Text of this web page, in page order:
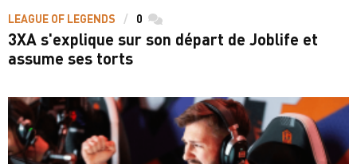
LEAGUE OF LEGENDS 0 commentaires
3XA s'explique sur son départ de Joblife et
assume ses torts